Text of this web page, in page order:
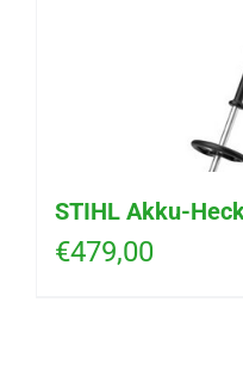
STIHL Akku-
€479,00